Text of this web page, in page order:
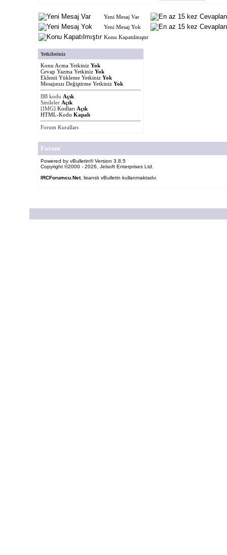
Yeni Mesaj Var
Yeni Mesaj Yok
Konu Kapatılmıştır
Yetkileriniz
Konu Acma Yetkiniz Yok
Cevap Yazma Yetkiniz Yok
Eklenti Yükleme Yetkiniz Yok
Mesajınızı Değiştirme Yetkiniz Yok
BB kodu Açık
Smileler Açık
[IMG] Kodları Açık
HTML-Kodu Kapalı
Forum Kuralları
Forum
Powered by vBulletin® Version 3.8.5
Copyright ©2000 - 2026, Jelsoft Enterprises Ltd.
IRCForumcu.Net, lisanslı vBulletin kullanmaktadır.